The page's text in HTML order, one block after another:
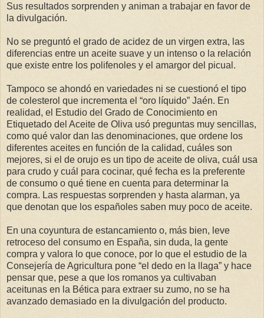
Sus resultados sorprenden y animan a trabajar en favor de
la divulgación.
No se preguntó el grado de acidez de un virgen extra, las
diferencias entre un aceite suave y un intenso o la relación
que existe entre los polifenoles y el amargor del picual.
Tampoco se ahondó en variedades ni se cuestionó el tipo
de colesterol que incrementa el “oro líquido” Jaén. En
realidad, el Estudio del Grado de Conocimiento en
Etiquetado del Aceite de Oliva usó preguntas muy sencillas,
como qué valor dan las denominaciones, que ordene los
diferentes aceites en función de la calidad, cuáles son
mejores, si el de orujo es un tipo de aceite de oliva, cuál usa
para crudo y cuál para cocinar, qué fecha es la preferente
de consumo o qué tiene en cuenta para determinar la
compra. Las respuestas sorprenden y hasta alarman, ya
que denotan que los españoles saben muy poco de aceite.
En una coyuntura de estancamiento o, más bien, leve
retroceso del consumo en España, sin duda, la gente
compra y valora lo que conoce, por lo que el estudio de la
Consejería de Agricultura pone “el dedo en la llaga” y hace
pensar que, pese a que los romanos ya cultivaban
aceitunas en la Bética para extraer su zumo, no se ha
avanzado demasiado en la divulgación del producto.